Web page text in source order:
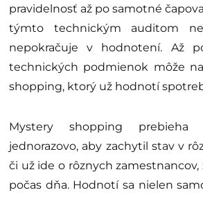
pravidelnosť až po samotné
týmto technickým auditom
nepokračuje v hodnotení. Až
technických podmienok môže
shopping, ktorý už hodnotí
Mystery shopping prebieha
jednorazovo, aby zachytil stav v
či už ide o rôznych
počas dňa. Hodnotí sa nielen